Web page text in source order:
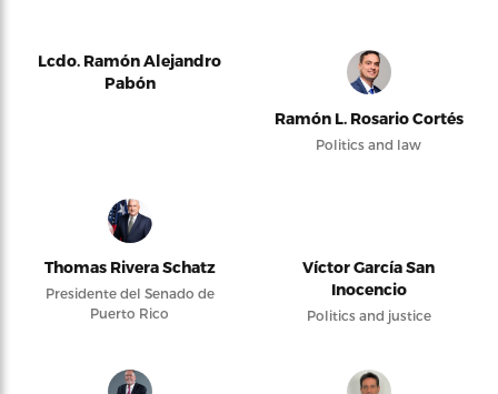
Lcdo. Ramón Alejandro
Pabón
Ramón L. Rosario Cortés
Politics and law
Thomas Rivera Schatz
Presidente del Senado de
Puerto Rico
Víctor García San
Inocencio
Politics and justice